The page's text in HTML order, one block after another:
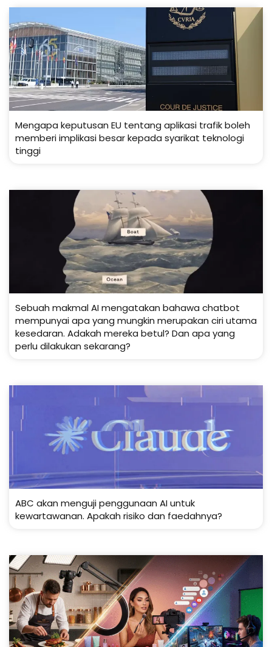
Mengapa keputusan EU tentang aplikasi trafik boleh
memberi implikasi besar kepada syarikat teknologi
tinggi
Sebuah makmal AI mengatakan bahawa chatbot
mempunyai apa yang mungkin merupakan ciri utama
kesedaran. Adakah mereka betul? Dan apa yang
perlu dilakukan sekarang?
ABC akan menguji penggunaan AI untuk
kewartawanan. Apakah risiko dan faedahnya?